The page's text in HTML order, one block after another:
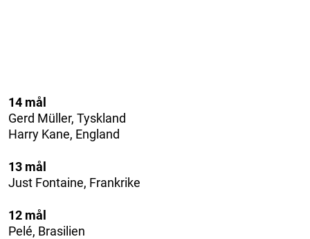
14 mål
Gerd Müller, Tyskland
Harry Kane, England
13 mål
Just Fontaine, Frankrike
12 mål
Pelé, Brasilien